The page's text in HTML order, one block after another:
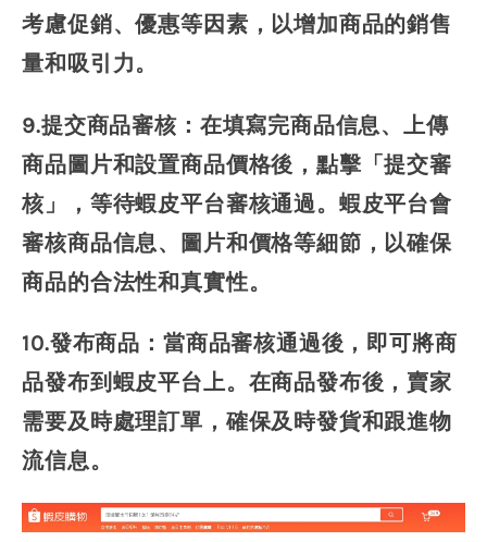
考慮促銷、優惠等因素，以增加商品的銷售
量和吸引力。
9.提交商品審核：在填寫完商品信息、上傳
商品圖片和設置商品價格後，點擊「提交審
核」，等待蝦皮平台審核通過。蝦皮平台會
審核商品信息、圖片和價格等細節，以確保
商品的合法性和真實性。
10.發布商品：當商品審核通過後，即可將商
品發布到蝦皮平台上。在商品發布後，賣家
需要及時處理訂單，確保及時發貨和跟進物
流信息。